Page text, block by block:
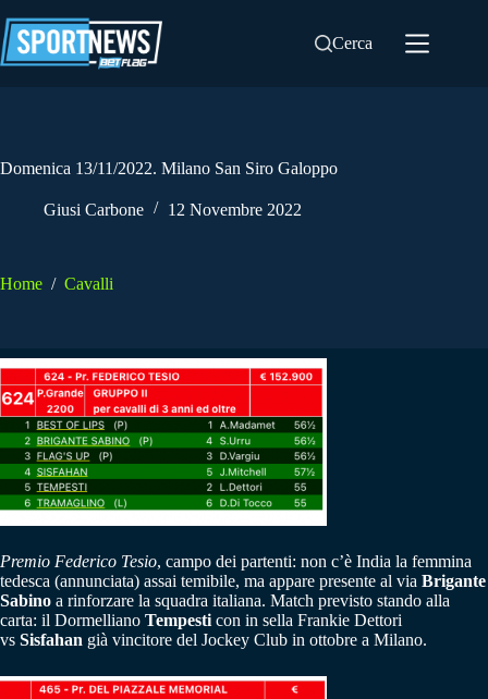
al
contenuto
Cerca
Domenica 13/11/2022. Milano San Siro Galoppo
Giusi Carbone 12 Novembre 2022
Home / Cavalli
Premio Federico Tesio, campo dei partenti: non c’è India la femmina
tedesca (annunciata) assai temibile, ma appare presente al via Brigante
Sabino a rinforzare la squadra italiana. Match previsto stando alla
carta: il Dormelliano Tempesti con in sella Frankie Dettori
vs Sisfahan già vincitore del Jockey Club in ottobre a Milano.